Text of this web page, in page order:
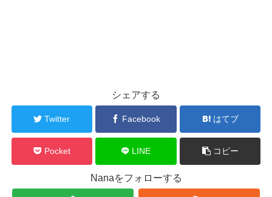
シェアする
Twitter Facebook はてブ
Pocket LINE コピー
Nanaをフォローする